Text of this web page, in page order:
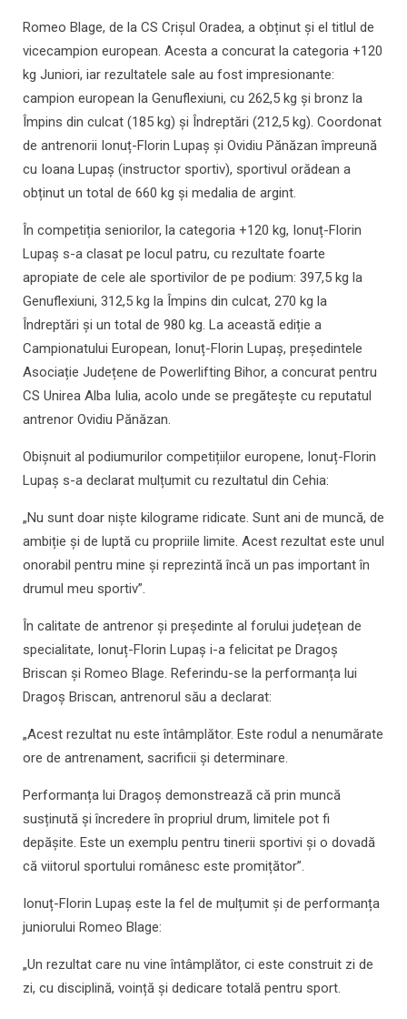
Romeo Blage, de la CS Crișul Oradea, a obținut și el titlul de
vicecampion european. Acesta a concurat la categoria +120
kg Juniori, iar rezultatele sale au fost impresionante:
campion european la Genuflexiuni, cu 262,5 kg și bronz la
Împins din culcat (185 kg) și Îndreptări (212,5 kg). Coordonat
de antrenorii Ionuț-Florin Lupaș și Ovidiu Pănăzan împreună
cu Ioana Lupaș (instructor sportiv), sportivul orădean a
obținut un total de 660 kg și medalia de argint.
În competiția seniorilor, la categoria +120 kg, Ionuț-Florin
Lupaș s-a clasat pe locul patru, cu rezultate foarte
apropiate de cele ale sportivilor de pe podium: 397,5 kg la
Genuflexiuni, 312,5 kg la Împins din culcat, 270 kg la
Îndreptări și un total de 980 kg. La această ediție a
Campionatului European, Ionuț-Florin Lupaș, președintele
Asociație Județene de Powerlifting Bihor, a concurat pentru
CS Unirea Alba Iulia, acolo unde se pregătește cu reputatul
antrenor Ovidiu Pănăzan.
Obișnuit al podiumurilor competițiilor europene, Ionuț-Florin
Lupaș s-a declarat mulțumit cu rezultatul din Cehia:
„Nu sunt doar niște kilograme ridicate. Sunt ani de muncă, de
ambiție și de luptă cu propriile limite. Acest rezultat este unul
onorabil pentru mine și reprezintă încă un pas important în
drumul meu sportiv”.
În calitate de antrenor și președinte al forului județean de
specialitate, Ionuț-Florin Lupaș i-a felicitat pe Dragoș
Briscan și Romeo Blage. Referindu-se la performanța lui
Dragoș Briscan, antrenorul său a declarat:
„Acest rezultat nu este întâmplător. Este rodul a nenumărate
ore de antrenament, sacrificii și determinare.
Performanța lui Dragoș demonstrează că prin muncă
susținută și încredere în propriul drum, limitele pot fi
depășite. Este un exemplu pentru tinerii sportivi și o dovadă
că viitorul sportului românesc este promițător”.
Ionuț-Florin Lupaș este la fel de mulțumit și de performanța
juniorului Romeo Blage:
„Un rezultat care nu vine întâmplător, ci este construit zi de
zi, cu disciplină, voință și dedicare totală pentru sport.